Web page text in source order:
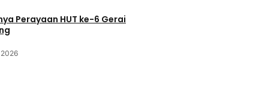
Perayaan HUT ke-6 Gerai